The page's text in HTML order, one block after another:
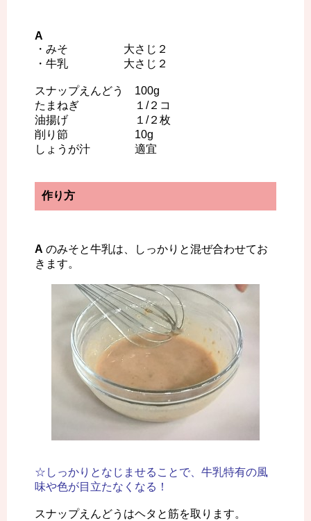
A
・みそ 大さじ２
・牛乳 大さじ２
スナップえんどう 100g
たまねぎ １/２コ
油揚げ １/２枚
削り節 10g
しょうが汁 適宜
作り方
A のみそと牛乳は、しっかりと混ぜ合わせてお
きます。
☆しっかりとなじませることで、牛乳特有の風
味や色が目立たなくなる！
スナップえんどうはヘタと筋を取ります。